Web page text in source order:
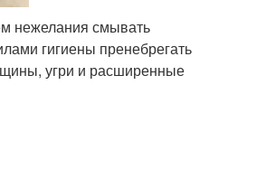
нежелания смывать
гигиены пренебрегать
угри и расширенные